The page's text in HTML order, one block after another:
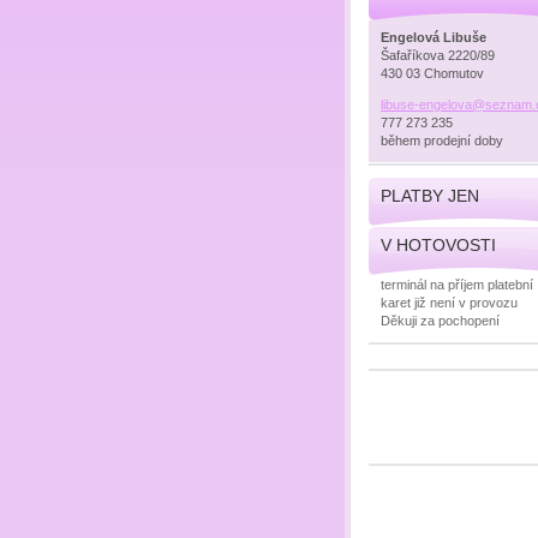
Engelová Libuše
Šafaříkova 2220/89
430 03 Chomutov
libuse-engelova@
777 273 235
během prodejní doby
PLATBY JEN
V HOTOVOSTI
terminál na příjem platební
karet již není v provozu
Děkuji za pochopení